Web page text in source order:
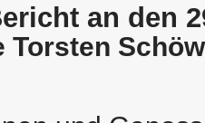
an den
Torsten